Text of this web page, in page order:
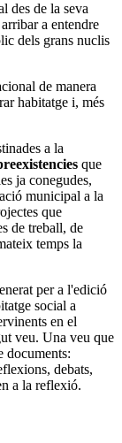
des de la seva
a entendre
dels grans nuclis
de manera
habitatge i, més
a la
que
ja conegudes,
municipal a la
que
de treball, de
temps la
per a l'edició
social a
en el
veu. Una veu que
documents:
debats,
a la reflexió.